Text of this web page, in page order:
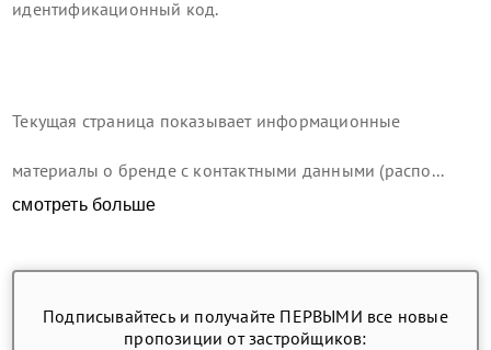
идентификационный код.
Текущая страница показывает информационные
материалы о бренде с контактными данными (распо...
смотреть больше
Подписывайтесь и получайте ПЕРВЫМИ все новые
пропозиции от застройщиков: